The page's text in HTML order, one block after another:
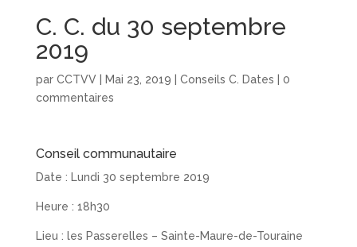
C. C. du 30 septembre
2019
par CCTVV| Mai 23, 2019 Conseils C. Dates
0
commentaires
Conseil communautaire
Date : Lundi 30 septembre 2019
Heure : 18h30
Lieu : les Passerelles – Sainte-Maure-de-Touraine